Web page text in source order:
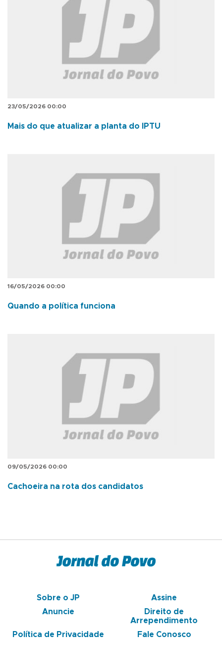
23/05/2026 00:00
Mais do que atualizar a planta do IPTU
16/05/2026 00:00
Quando a política funciona
09/05/2026 00:00
Cachoeira na rota dos candidatos
Sobre o JP
Assine
Anuncie
Direito de
Arrependimento
Política de Privacidade
Fale Conosco